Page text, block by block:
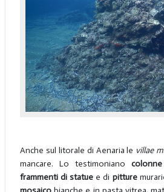
Anche sul litorale di Aenaria le villae
mancare. Lo testimoniano colonne
frammenti di statue e di pitture